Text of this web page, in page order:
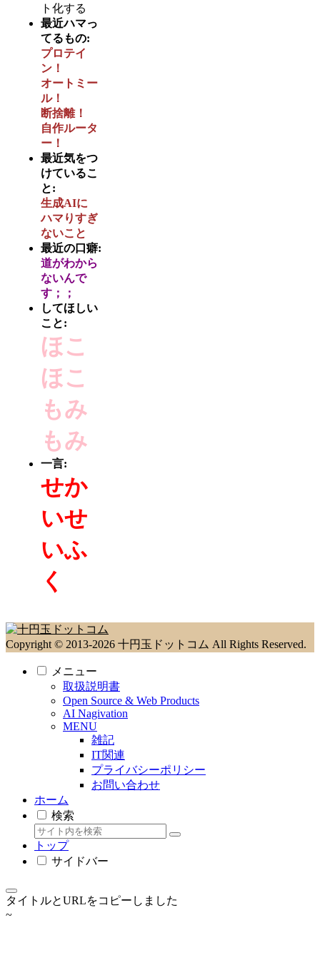
ト化する
最近ハマっ
てるもの:
プロテイ
ン！
オートミー
ル！
断捨離！
自作ルータ
ー！
最近気をつ
けているこ
と:
生成AIに
ハマりすぎ
ないこと
最近の口癖:
道がわから
ないんで
す；；
してほしい
こと:
ほこ
ほこ
もみ
もみ
一言:
せか
いせ
いふ
く
Copyright © 2013-2026 十円玉ドットコム All Rights Reserved.
メニュー
取扱説明書
Open Source & Web Products
AI Nagivation
MENU
雑記
IT関連
プライバシーポリシー
お問い合わせ
ホーム
検索
トップ
サイドバー
タイトルとURLをコピーしました
~